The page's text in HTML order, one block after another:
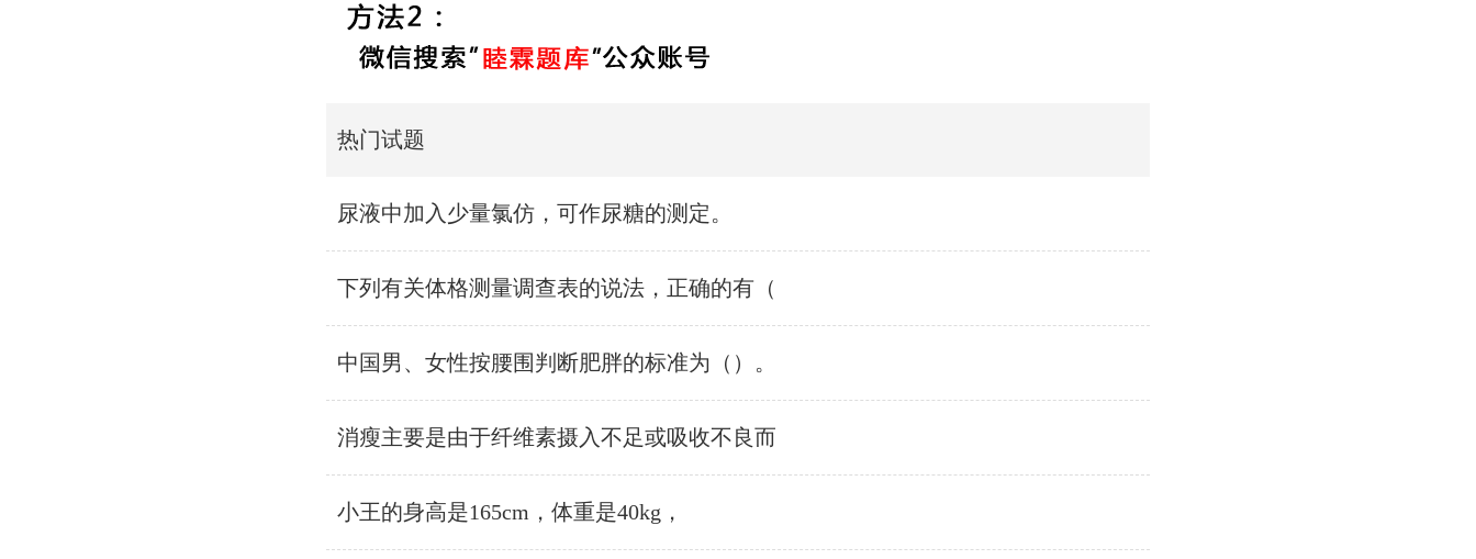
热门试题
尿液中加入少量氯仿，可作尿糖的测定。
下列有关体格测量调查表的说法，正确的有（
中国男、女性按腰围判断肥胖的标准为（）。
消瘦主要是由于纤维素摄入不足或吸收不良而
小王的身高是165cm，体重是40kg，